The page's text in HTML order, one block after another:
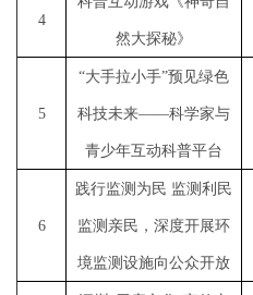
4
然大探秘》
5
“大手拉小手”预见绿色
科技未来——科学家与
青少年互动科普平台
6
践行监测为民 监测利民
监测亲民，深度开展环
境监测设施向公众开放